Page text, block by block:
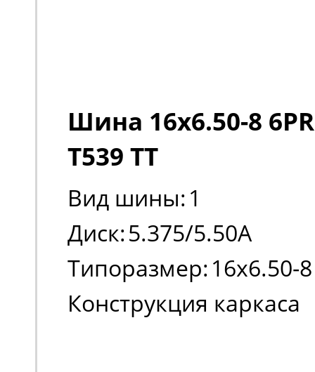
Шина 16x6.50-8
T539 TT
Вид шины: 1
Диск:5.375/5.50A
Типоразмер: 16x6.50-8
Конструкция каркаса